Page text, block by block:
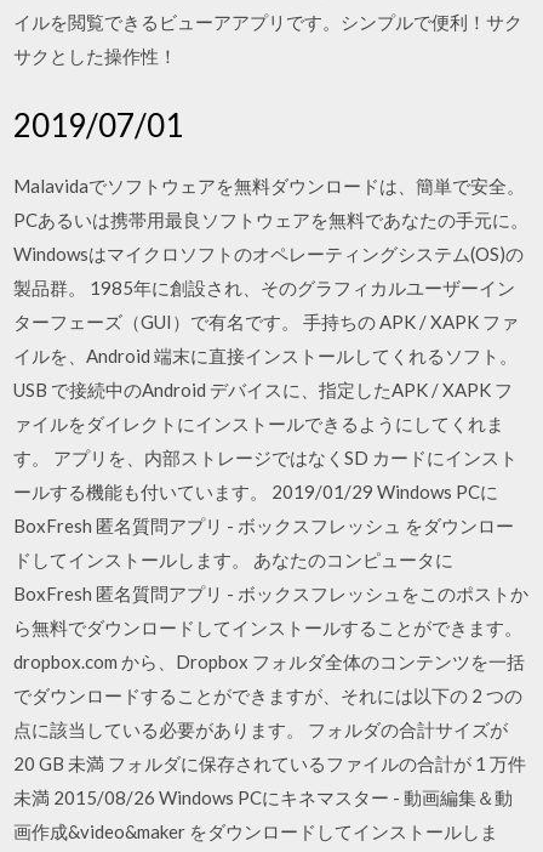
イルを閲覧できるビューアアプリです。シンプルで便利！サク
サクとした操作性！
2019/07/01
Malavidaでソフトウェアを無料ダウンロードは、簡単で安全。
PCあるいは携帯用最良ソフトウェアを無料であなたの手元に。
Windowsはマイクロソフトのオペレーティングシステム(OS)の
製品群。 1985年に創設され、そのグラフィカルユーザーイン
ターフェーズ（GUI）で有名です。 手持ちの APK / XAPK ファ
イルを、Android 端末に直接インストールしてくれるソフト。
USB で接続中のAndroid デバイスに、指定したAPK / XAPK フ
ァイルをダイレクトにインストールできるようにしてくれま
す。 アプリを、内部ストレージではなくSD カードにインスト
ールする機能も付いています。 2019/01/29 Windows PCに
BoxFresh 匿名質問アプリ - ボックスフレッシュ をダウンロー
ドしてインストールします。 あなたのコンピュータに
BoxFresh 匿名質問アプリ - ボックスフレッシュをこのポストか
ら無料でダウンロードしてインストールすることができます。
dropbox.com から、Dropbox フォルダ全体のコンテンツを一括
でダウンロードすることができますが、それには以下の 2 つの
点に該当している必要があります。 フォルダの合計サイズが
20 GB 未満 フォルダに保存されているファイルの合計が 1 万件
未満 2015/08/26 Windows PCにキネマスター - 動画編集＆動
画作成&video&maker をダウンロードしてインストールしま